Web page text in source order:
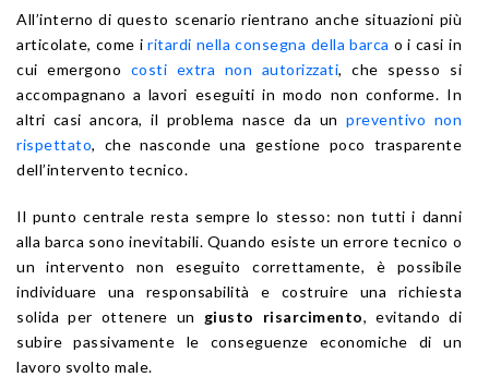
All’interno di questo scenario rientrano anche situazioni più
articolate, come iritardi nella consegna della barca o i casi in
cui emergono costi extra non autorizzati, che spesso si
accompagnano a lavori eseguiti in modo non conforme. In
altri casi ancora, il problema nasce da unpreventivo non
rispettato, che nasconde una gestione poco trasparente
dell’intervento tecnico.
Il punto centrale resta sempre lo stesso: non tutti i danni
alla barca sono inevitabili. Quando esiste un errore tecnico o
un intervento non eseguito correttamente, è possibile
individuare una responsabilità e costruire una richiesta
solida per ottenere un giusto risarcimento, evitando di
subire passivamente le conseguenze economiche di un
lavoro svolto male.